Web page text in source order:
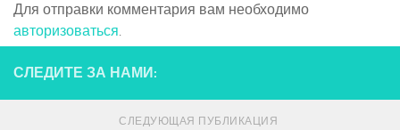
Для отправки комментария вам необходимо
авторизоваться.
СЛЕДИТЕ ЗА НАМИ:
СЛЕДУЮЩАЯ ПУБЛИКАЦИЯ